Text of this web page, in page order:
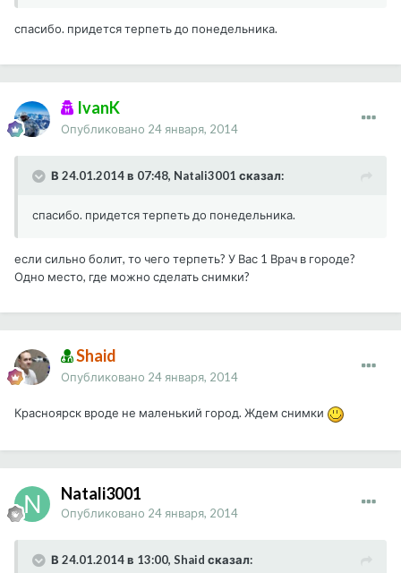
спасибо. придется терпеть до понедельника.
IvanK
Опубликовано 24 января, 2014
В 24.01.2014 в 07:48, Natali3001 сказал:
спасибо. придется терпеть до понедельника.
если сильно болит, то чего терпеть? У Вас 1 Врач в городе?
Одно место, где можно сделать снимки?
Shaid
Опубликовано 24 января, 2014
Красноярск вроде не маленький город. Ждем снимки
Natali3001
Опубликовано 24 января, 2014
В 24.01.2014 в 13:00, Shaid сказал: